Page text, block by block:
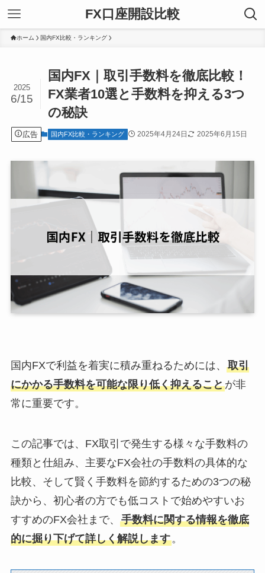
FX口座開設比較
ホーム 国内FX比較・ランキング
国内FX｜取引手数料を徹底比較！
FX業者10選と手数料を抑える3つ
の秘訣
2025
6/15
広告 国内FX比較・ランキング 2025年4月24日 2025年6月15日
国内FXで利益を着実に積み重ねるためには、 取引
にかかる手数料を可能な限り低く抑えることが非
常に重要です。
この記事では、FX取引で発生する様々な手数料の
種類と仕組み、主要なFX会社の手数料の具体的な
比較、そして賢く手数料を節約するための3つの秘
訣から、初心者の方でも低コストで始めやすいお
すすめのFX会社まで、 手数料に関する情報を徹底
的に掘り下げて詳しく解説します。